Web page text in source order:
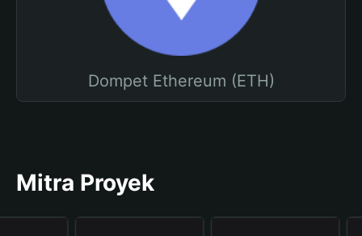
Dompet Ethereum (ETH)
Mitra Proyek